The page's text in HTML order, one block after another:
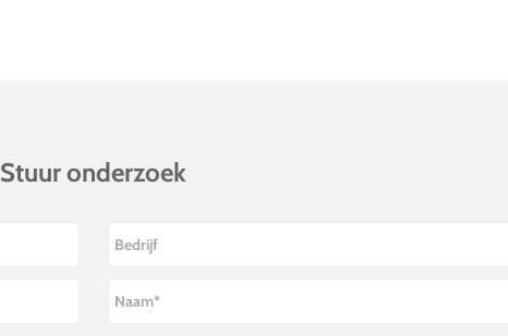
Stuur onderzoek